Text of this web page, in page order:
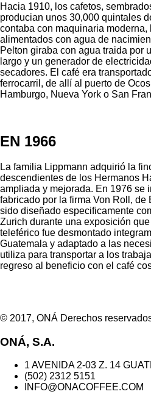
Hacia 1910, los cafetos,
producian unos 30,000 quintales
contaba con maquinaria moderna,
alimentados con agua de
Pelton giraba con agua traida por
largo y un generador de
secadores. El café era
ferrocarril, de allí al puerto de
Hamburgo, Nueva York o San
EN 1966
La familia Lippmann adquirió la
descendientes de los Hermanos
ampliada y mejorada. En 1976 se
fabricado por la firma Von Roll, de
sido diseñado especificamente
Zurich durante una exposición
teleférico fue desmontado
Guatemala y adaptado a las
utiliza para transportar a los
regreso al beneficio con el café
© 2017, ONÁ Derechos
ONÁ, S.A.
1 AVENIDA 2-03 Z. 14
(502) 2312 5151
INFO@ONACOFFEE.COM